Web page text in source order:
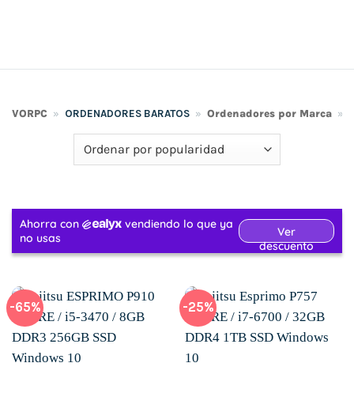
VORPC » ORDENADORES BARATOS » Ordenadores por Marca »
-65% -25%